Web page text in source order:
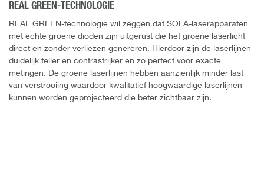
REAL GREEN-TECHNOLOGIE
REAL GREEN-technologie wil zeggen dat SOLA-laserapparaten
met echte groene dioden zijn uitgerust die het groene laserlicht
direct en zonder verliezen genereren. Hierdoor zijn de laserlijnen
duidelijk feller en contrastrijker en zo perfect voor exacte
metingen. De groene laserlijnen hebben aanzienlijk minder last
van verstrooiing waardoor kwalitatief hoogwaardige laserlijnen
kunnen worden geprojecteerd die beter zichtbaar zijn.